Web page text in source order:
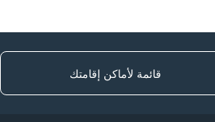
قائمة لأماكن إقامتك